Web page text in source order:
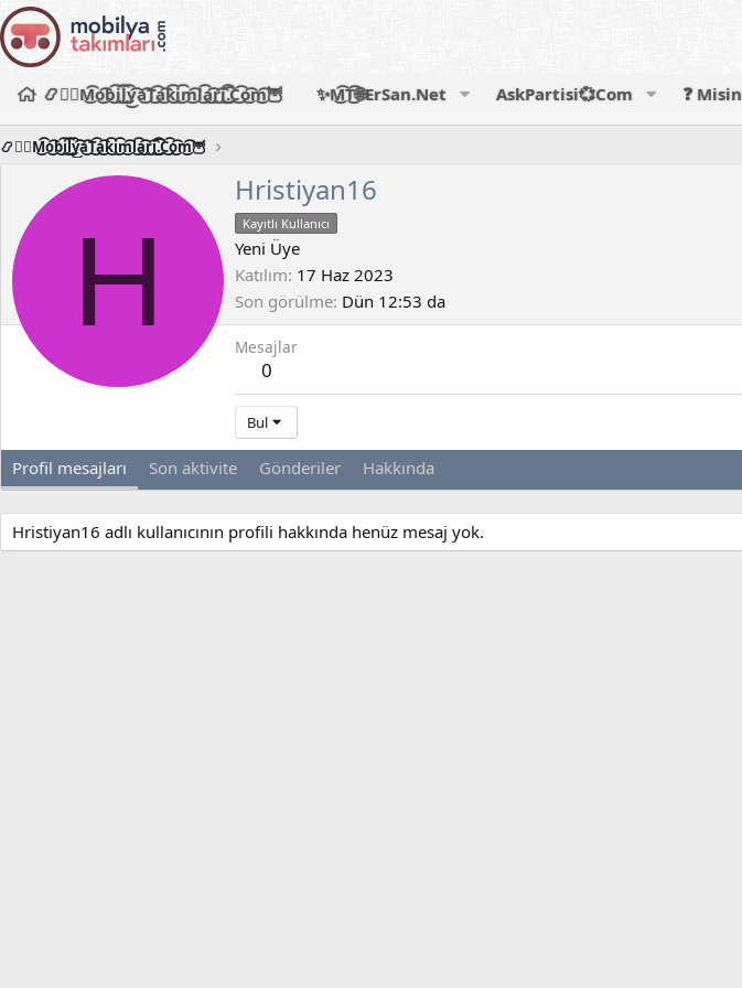
📿🧙‍♂️M͜͡o͜͡b͜͡i͜͡l͜͡y͜͡a͜͡T͜͡a͜͡k͜͡i͜͡m͜͡l͜͡a͜͡r͜͡i͜͡.͜͡C͜͡o͜͡m͜͡🦉 ✨M͜͡T͜͡🌐ErSan.Net AskPartisi💞Com ❓
📿🧙‍♂️M͜͡o͜͡b͜͡i͜͡l͜͡y͜͡a͜͡T͜͡a͜͡k͜͡i͜͡m͜͡l͜͡a͜͡r͜͡i͜͡.͜͡C͜͡o͜͡m͜͡🦉
H
Hristiyan16
Kayıtlı Kullanıcı
Yeni Üye
Katılım 17 Haz 2023
Son görülme Dün 12:53 da
Mesajlar
0
Bul
Profil mesajları Son aktivite Gönderiler Hakkında
Hristiyan16 adlı kullanıcının profili hakkında henüz mesaj yok.